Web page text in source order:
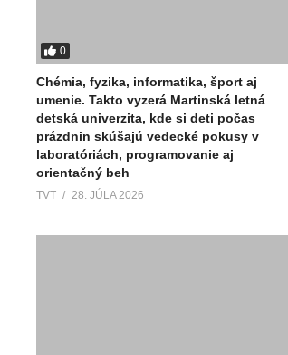
0
Chémia, fyzika, informatika, šport aj
umenie. Takto vyzerá Martinská letná
detská univerzita, kde si deti počas
prázdnin skúšajú vedecké pokusy v
laboratóriách, programovanie aj
orientačný beh
TVT 28. JÚLA 2026